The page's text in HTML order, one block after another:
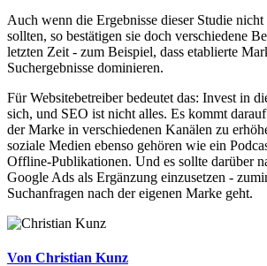
Auch wenn die Ergebnisse dieser Studie
sollten, so bestätigen sie doch verschiedene
letzten Zeit - zum Beispiel, dass etablierte
Suchergebnisse dominieren.
Für Websitebetreiber bedeutet das: Invest in
sich, und SEO ist nicht alles. Es kommt
der Marke in verschiedenen Kanälen zu
soziale Medien ebenso gehören wie ein
Offline-Publikationen. Und es sollte darüber
Google Ads als Ergänzung einzusetzen -
Suchanfragen nach der eigenen Marke geht.
Von Christian Kunz